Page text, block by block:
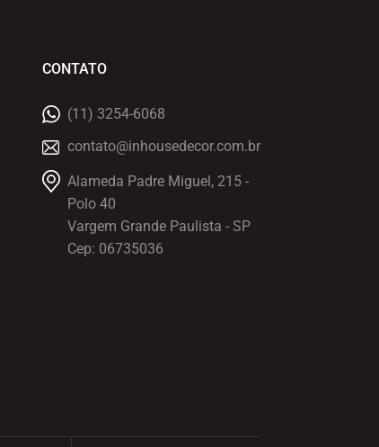
CONTATO
(11) 3254-6068
contato@inhousedecor.com.br
Alameda Padre Miguel, 215 -
Polo 40
Vargem Grande Paulista - SP
Cep: 06735036